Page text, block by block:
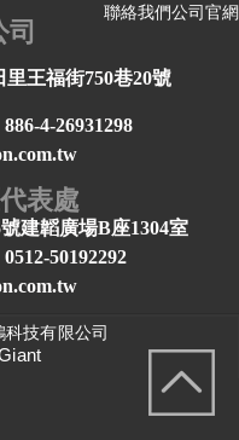
公司官網
聯絡我們
王福街750巷20號
886-4-26931298
表處
建韜廣場B座1304室
0512-50192292
科技有限公司